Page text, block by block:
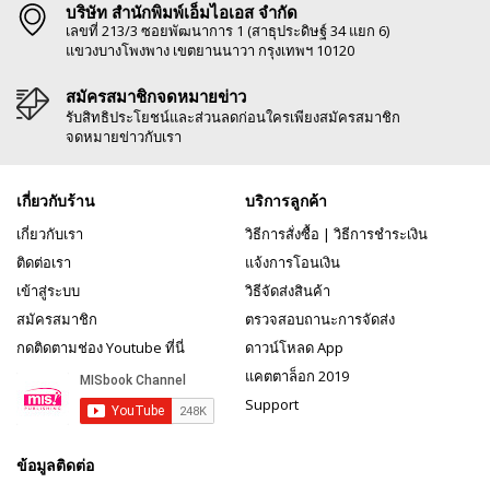
บริษัท สำนักพิมพ์เอ็มไอเอส จำกัด
เลขที่ 213/3 ซอยพัฒนาการ 1 (สาธุประดิษฐ์ 34 แยก 6)
แขวงบางโพงพาง เขตยานนาวา กรุงเทพฯ 10120
สมัครสมาชิกจดหมายข่าว
รับสิทธิประโยชน์และส่วนลดก่อนใครเพียงสมัครสมาชิก
จดหมายข่าวกับเรา
เกี่ยวกับร้าน
เกี่ยวกับเรา
ติดต่อเรา
เข้าสู่ระบบ
สมัครสมาชิก
กดติดตามช่อง Youtube ที่นี่
บริการลูกค้า
วิธีการสั่งซื้อ | วิธีการชำระเงิน
แจ้งการโอนเงิน
วิธีจัดส่งสินค้า
ตรวจสอบถานะการจัดส่ง
ดาวน์โหลด App
แคตตาล็อก 2019
Support
ข้อมูลติดต่อ